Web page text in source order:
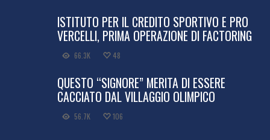
ISTITUTO PER IL CREDITO SPORTIVO E PRO
VERCELLI, PRIMA OPERAZIONE DI FACTORING
66.3K 48
QUESTO “SIGNORE” MERITA DI ESSERE
CACCIATO DAL VILLAGGIO OLIMPICO
56.7K 106